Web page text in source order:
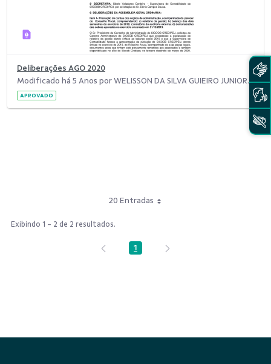
Deliberações AGO 2020
Modificado há 5 Anos por WELISSON DA SILVA GUIEIRO JUNIOR.
APROVADO
20 Entradas
Exibindo 1 - 2 de 2 resultados.
Página
1